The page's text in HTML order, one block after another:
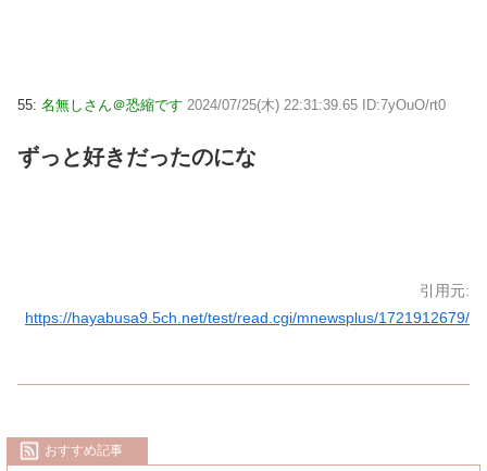
55: 名無しさん＠恐縮です 2024/07/25(木) 22:31:39.65 ID:7yOuO/rt0
ずっと好きだったのにな
引用元:
https://hayabusa9.5ch.net/test/read.cgi/mnewsplus/1721912679/
おすすめ記事